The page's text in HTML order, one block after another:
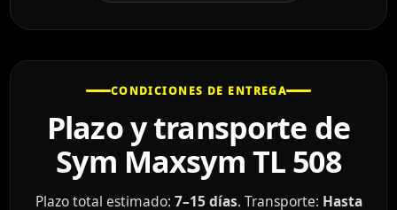
CONDICIONES DE ENTREGA
Plazo y transporte de
Sym Maxsym TL 508
Plazo total estimado: 7–15 días. Transporte: Hasta